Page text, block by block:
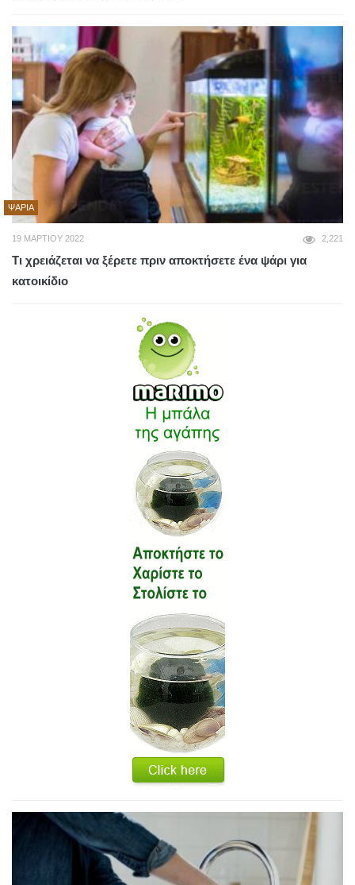
ΨΆΡΙΑ
19 ΜΑΡΤΊΟΥ 2022 2,221
Τι χρειάζεται να ξέρετε πριν αποκτήσετε ένα ψάρι για
κατοικίδιο